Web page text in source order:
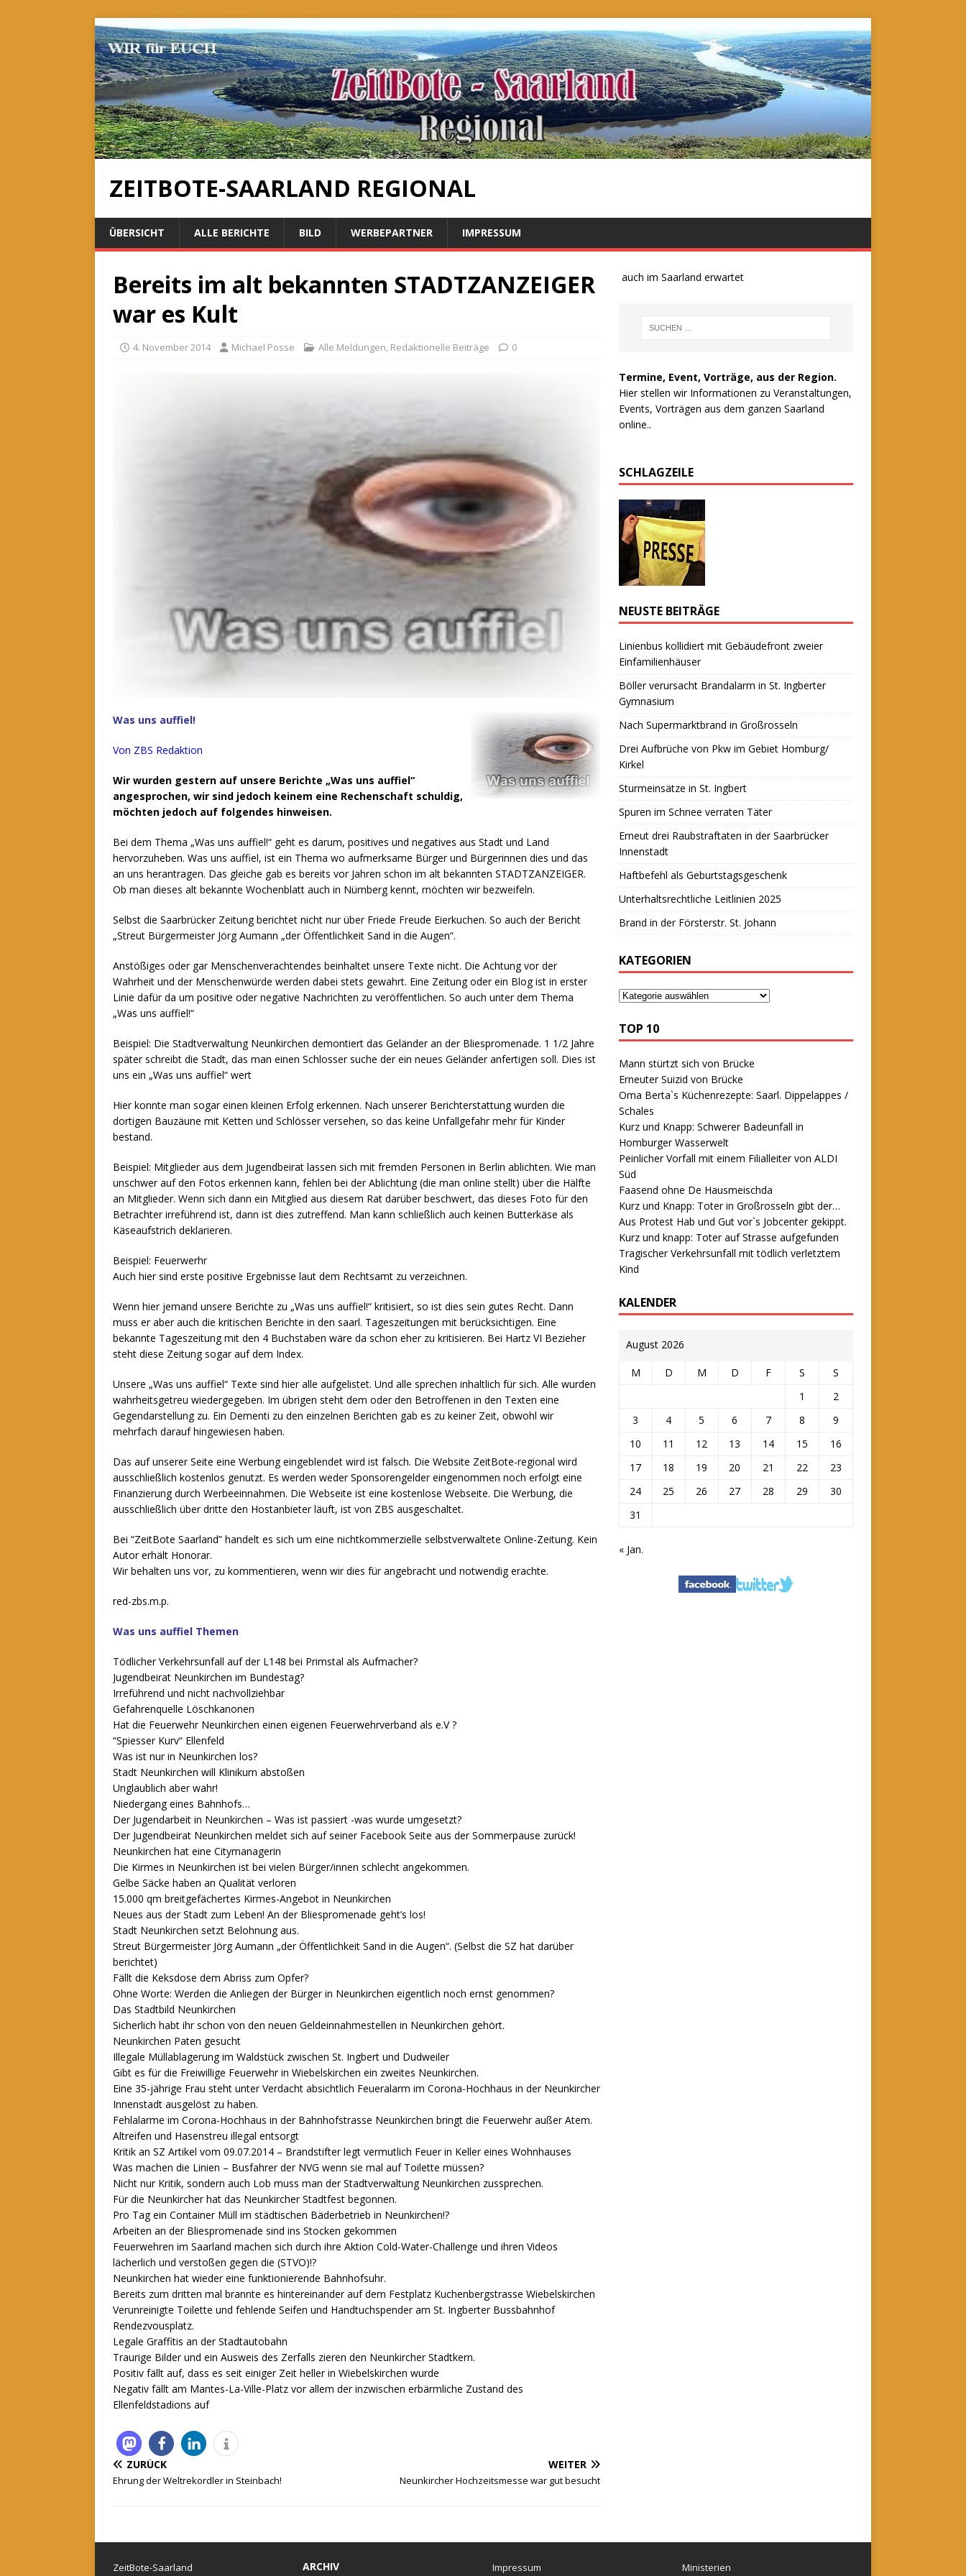
ZEITBOTE-SAARLAND REGIONAL
ÜBERSICHT ALLE BERICHTE BILD WERBEPARTNER IMPRESSUM
Bereits im alt bekannten STADTZANZEIGER
war es Kult
4. November 2014 Michael Posse Alle Meldungen, Redaktionelle Beiträge 0
Was uns auffiel!
Von ZBS Redaktion
Wir wurden gestern auf unsere Berichte „Was uns auffiel“
angesprochen, wir sind jedoch keinem eine Rechenschaft schuldig,
möchten jedoch auf folgendes hinweisen.
Bei dem Thema „Was uns auffiel!“ geht es darum, positives und negatives aus Stadt und Land
hervorzuheben. Was uns auffiel, ist ein Thema wo aufmerksame Bürger und Bürgerinnen dies und das
an uns herantragen. Das gleiche gab es bereits vor Jahren schon im alt bekannten STADTZANZEIGER.
Ob man dieses alt bekannte Wochenblatt auch in Nürnberg kennt, möchten wir bezweifeln.
Selbst die Saarbrücker Zeitung berichtet nicht nur über Friede Freude Eierkuchen. So auch der Bericht
„Streut Bürgermeister Jörg Aumann „der Öffentlichkeit Sand in die Augen“.
Anstößiges oder gar Menschenverachtendes beinhaltet unsere Texte nicht. Die Achtung vor der
Wahrheit und der Menschenwürde werden dabei stets gewahrt. Eine Zeitung oder ein Blog ist in erster
Linie dafür da um positive oder negative Nachrichten zu veröffentlichen. So auch unter dem Thema
„Was uns auffiel!“
Beispiel: Die Stadtverwaltung Neunkirchen demontiert das Geländer an der Bliespromenade. 1 1/2 Jahre
später schreibt die Stadt, das man einen Schlosser suche der ein neues Geländer anfertigen soll. Dies ist
uns ein „Was uns auffiel“ wert
Hier konnte man sogar einen kleinen Erfolg erkennen. Nach unserer Berichterstattung wurden die
dortigen Bauzäune mit Ketten und Schlösser versehen, so das keine Unfallgefahr mehr für Kinder
bestand.
Beispiel: Mitglieder aus dem Jugendbeirat lassen sich mit fremden Personen in Berlin ablichten. Wie man
unschwer auf den Fotos erkennen kann, fehlen bei der Ablichtung (die man online stellt) über die Hälfte
an Mitglieder. Wenn sich dann ein Mitglied aus diesem Rat darüber beschwert, das dieses Foto für den
Betrachter irreführend ist, dann ist dies zutreffend. Man kann schließlich auch keinen Butterkäse als
Käseaufstrich deklarieren.
Beispiel: Feuerwerhr
Auch hier sind erste positive Ergebnisse laut dem Rechtsamt zu verzeichnen.
Wenn hier jemand unsere Berichte zu „Was uns auffiel!“ kritisiert, so ist dies sein gutes Recht. Dann
muss er aber auch die kritischen Berichte in den saarl. Tageszeitungen mit berücksichtigen. Eine
bekannte Tageszeitung mit den 4 Buchstaben wäre da schon eher zu kritisieren. Bei Hartz VI Bezieher
steht diese Zeitung sogar auf dem Index.
Unsere „Was uns auffiel“ Texte sind hier alle aufgelistet. Und alle sprechen inhaltlich für sich. Alle wurden
wahrheitsgetreu wiedergegeben. Im übrigen steht dem oder den Betroffenen in den Texten eine
Gegendarstellung zu. Ein Dementi zu den einzelnen Berichten gab es zu keiner Zeit, obwohl wir
mehrfach darauf hingewiesen haben.
Das auf unserer Seite eine Werbung eingeblendet wird ist falsch. Die Website ZeitBote-regional wird
ausschließlich kostenlos genutzt. Es werden weder Sponsorengelder eingenommen noch erfolgt eine
Finanzierung durch Werbeeinnahmen. Die Webseite ist eine kostenlose Webseite. Die Werbung, die
ausschließlich über dritte den Hostanbieter läuft, ist von ZBS ausgeschaltet.
Bei “ZeitBote Saarland” handelt es sich um eine nichtkommerzielle selbstverwaltete Online-Zeitung. Kein
Autor erhält Honorar.
Wir behalten uns vor, zu kommentieren, wenn wir dies für angebracht und notwendig erachte.
red-zbs.m.p.
Was uns auffiel Themen
Tödlicher Verkehrsunfall auf der L148 bei Primstal als Aufmacher?
Jugendbeirat Neunkirchen im Bundestag?
Irreführend und nicht nachvollziehbar
Gefahrenquelle Löschkanonen
Hat die Feuerwehr Neunkirchen einen eigenen Feuerwehrverband als e.V ?
“Spiesser Kurv“ Ellenfeld
Was ist nur in Neunkirchen los?
Stadt Neunkirchen will Klinikum abstoßen
Unglaublich aber wahr!
Niedergang eines Bahnhofs…
Der Jugendarbeit in Neunkirchen – Was ist passiert -was wurde umgesetzt?
Der Jugendbeirat Neunkirchen meldet sich auf seiner Facebook Seite aus der Sommerpause zurück!
Neunkirchen hat eine Citymanagerin
Die Kirmes in Neunkirchen ist bei vielen Bürger/innen schlecht angekommen.
Gelbe Säcke haben an Qualität verloren
15.000 qm breitgefächertes Kirmes-Angebot in Neunkirchen
Neues aus der Stadt zum Leben! An der Bliespromenade geht’s los!
Stadt Neunkirchen setzt Belohnung aus.
Streut Bürgermeister Jörg Aumann „der Öffentlichkeit Sand in die Augen“. (Selbst die SZ hat darüber
berichtet)
Fällt die Keksdose dem Abriss zum Opfer?
Ohne Worte: Werden die Anliegen der Bürger in Neunkirchen eigentlich noch ernst genommen?
Das Stadtbild Neunkirchen
Sicherlich habt ihr schon von den neuen Geldeinnahmestellen in Neunkirchen gehört.
Neunkirchen Paten gesucht
Illegale Müllablagerung im Waldstück zwischen St. Ingbert und Dudweiler
Gibt es für die Freiwillige Feuerwehr in Wiebelskirchen ein zweites Neunkirchen.
Eine 35-jährige Frau steht unter Verdacht absichtlich Feueralarm im Corona-Hochhaus in der Neunkircher
Innenstadt ausgelöst zu haben.
Fehlalarme im Corona-Hochhaus in der Bahnhofstrasse Neunkirchen bringt die Feuerwehr außer Atem.
Altreifen und Hasenstreu illegal entsorgt
Kritik an SZ Artikel vom 09.07.2014 – Brandstifter legt vermutlich Feuer in Keller eines Wohnhauses
Was machen die Linien – Busfahrer der NVG wenn sie mal auf Toilette müssen?
Nicht nur Kritik, sondern auch Lob muss man der Stadtverwaltung Neunkirchen zussprechen.
Für die Neunkircher hat das Neunkircher Stadtfest begonnen.
Pro Tag ein Container Müll im städtischen Bäderbetrieb in Neunkirchen!?
Arbeiten an der Bliespromenade sind ins Stocken gekommen
Feuerwehren im Saarland machen sich durch ihre Aktion Cold-Water-Challenge und ihren Videos
lächerlich und verstoßen gegen die (STVO)!?
Neunkirchen hat wieder eine funktionierende Bahnhofsuhr.
Bereits zum dritten mal brannte es hintereinander auf dem Festplatz Kuchenbergstrasse Wiebelskirchen
Verunreinigte Toilette und fehlende Seifen und Handtuchspender am St. Ingberter Bussbahnhof
Rendezvousplatz.
Legale Graffitis an der Stadtautobahn
Traurige Bilder und ein Ausweis des Zerfalls zieren den Neunkircher Stadtkern.
Positiv fällt auf, dass es seit einiger Zeit heller in Wiebelskirchen wurde
Negativ fällt am Mantes-La-Ville-Platz vor allem der inzwischen erbärmliche Zustand des
Ellenfeldstadions auf
ZURÜCK
Ehrung der Weltrekordler in Steinbach!
WEITER
Neunkircher Hochzeitsmesse war gut besucht
Bauernproteste auch im Saarland erwartet
Termine, Event, Vorträge, aus der Region.
Hier stellen wir Informationen zu Veranstaltungen,
Events, Vorträgen aus dem ganzen Saarland
online..
SCHLAGZEILE
NEUSTE BEITRÄGE
Linienbus kollidiert mit Gebäudefront zweier
Einfamilienhäuser
Böller verursacht Brandalarm in St. Ingberter
Gymnasium
Nach Supermarktbrand in Großrosseln
Drei Aufbrüche von Pkw im Gebiet Homburg/
Kirkel
Sturmeinsätze in St. Ingbert
Spuren im Schnee verraten Täter
Erneut drei Raubstraftaten in der Saarbrücker
Innenstadt
Haftbefehl als Geburtstagsgeschenk
Unterhaltsrechtliche Leitlinien 2025
Brand in der Försterstr. St. Johann
KATEGORIEN
TOP 10
Mann stürtzt sich von Brücke
Erneuter Suizid von Brücke
Oma Berta`s Küchenrezepte: Saarl. Dippelappes /
Schales
Kurz und Knapp: Schwerer Badeunfall in
Homburger Wasserwelt
Peinlicher Vorfall mit einem Filialleiter von ALDI
Süd
Faasend ohne De Hausmeischda
Kurz und Knapp: Toter in Großrosseln gibt der…
Aus Protest Hab und Gut vor`s Jobcenter gekippt.
Kurz und knapp: Toter auf Strasse aufgefunden
Tragischer Verkehrsunfall mit tödlich verletztem
Kind
KALENDER
August 2026
M D M D F S
S
1
2
3
4 5 6 7 8
9
10
11 12 13 14 15
16
17
18 19 20 21 22
23
24
25 26 27 28 29
30
31
« Jan.
ZeitBote-Saarland
ARCHIV
Impressum
Ministerien